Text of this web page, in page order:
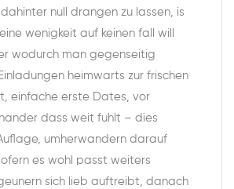
null drangen zu lassen, is
wenigkeit auf keinen fall will
wodurch man gegenseitig
heimwarts zur frischen
einfache erste Dates, vor
dass weit fuhlt – dies
umherwandern darauf
es wohl passt weiters
sich lieb auftreibt, danach